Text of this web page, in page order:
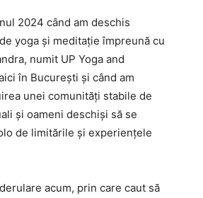
2024 când am deschis
yoga și meditație împreună cu
numit UP Yoga and
în București și când am
unei comunități stabile de
și oameni deschiși să se
de limitările și experiențele
acum, prin care caut să